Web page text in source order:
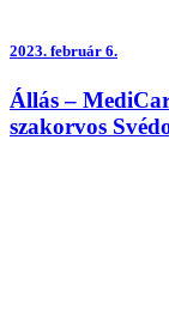
2023. február 6.
Állás –
szakorvos